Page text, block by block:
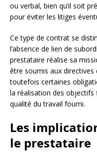
ou verbal, bien qu’il soit
pour éviter les litiges
Ce type de contrat se
l’absence de lien de
prestataire réalise sa
être soumis aux directives
toutefois certaines
la réalisation des objectifs
qualité du travail fourni.
Les
le prestataire